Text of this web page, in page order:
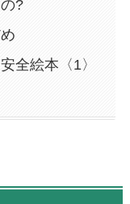
の?
全絵本〈1〉